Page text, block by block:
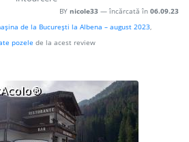
BY nicole33 — încărcată în 06.09.23
de la Bucureşti la Albena – august 2023,
pozele de la acest review